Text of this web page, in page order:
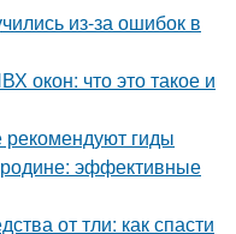
из-за ошибок в
окон: что это такое и
гиды
эффективные
от тли: как спасти